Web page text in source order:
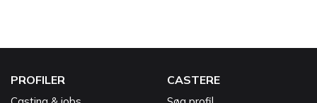
PROFILER CASTERE